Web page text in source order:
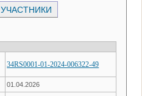
УЧАСТНИКИ
34RS0001-01-2024-006322-49
01.04.2026